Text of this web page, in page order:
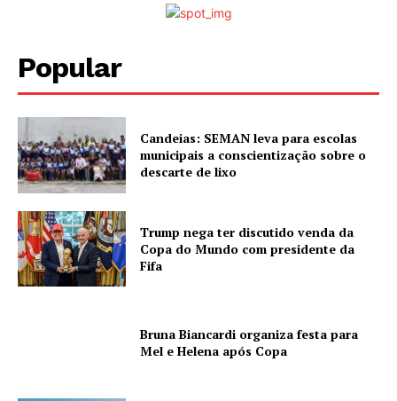
Popular
Candeias: SEMAN leva para escolas
municipais a conscientização sobre o
descarte de lixo
Trump nega ter discutido venda da
Copa do Mundo com presidente da
Fifa
Bruna Biancardi organiza festa para
Mel e Helena após Copa